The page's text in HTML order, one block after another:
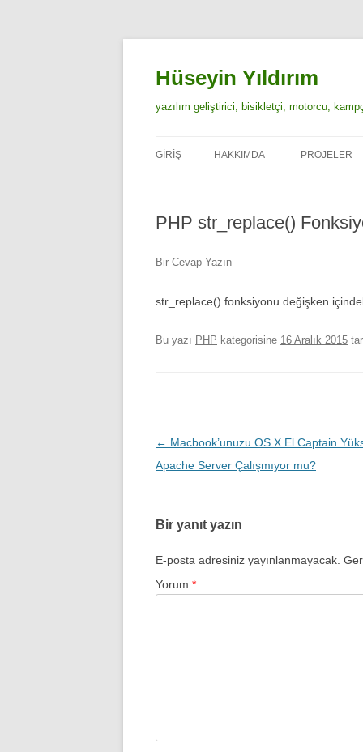
Hüseyin Yıldırım
yazılım geliştirici, bisikletçi, motorcu,
GIRIŞ HAKKIMDA PROJELER
PHP str_replace()
Bir Cevap Yazın
str_replace() fonksiyonu değişken
Bu yazı PHP kategorisine 16 Aralık 2015
Yazı
dolaşımı
← Macbook’unuzu OS X El Captain
Apache Server Çalışmıyor mu?
Bir yanıt yazın
E-posta adresiniz yayınlanmayacak.
Yorum *